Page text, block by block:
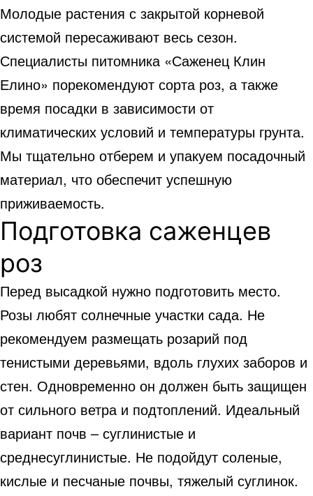
Молодые растения с закрытой корневой
системой пересаживают весь сезон.
Специалисты питомника «Саженец Клин
Елино» порекомендуют сорта роз, а также
время посадки в зависимости от
климатических условий и температуры грунта.
Мы тщательно отберем и упакуем посадочный
материал, что обеспечит успешную
приживаемость.
Подготовка саженцев
роз
Перед высадкой нужно подготовить место.
Розы любят солнечные участки сада. Не
рекомендуем размещать розарий под
тенистыми деревьями, вдоль глухих заборов и
стен. Одновременно он должен быть защищен
от сильного ветра и подтоплений. Идеальный
вариант почв – суглинистые и
среднесуглинистые. Не подойдут соленые,
кислые и песчаные почвы, тяжелый суглинок.